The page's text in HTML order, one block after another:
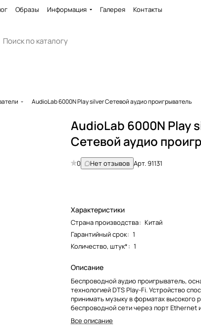
Образы Информация Галерея Контакты
AudioLab 6000N Play silver Сетевой аудио проигрыватель
AudioLab 6000N Play
Сетевой аудио
0 Нет отзывов Арт.91131
Характеристики
Страна производства: Китай
Гарантийный срок: 1
Количество, штук*: 1
Описание
Беспроводной аудио проигрыватель,
технологией DTS Play-Fi. Устройство
принимать музыку в форматах высокого
беспроводной сети через порт Ethernet
смартфона, ПК, планшета или диска NAS.
Все описание